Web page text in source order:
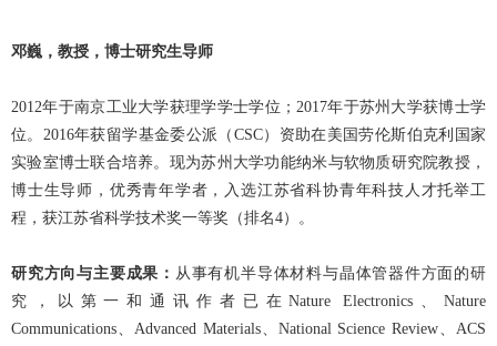
邓巍，教授，博士研究生导师
2012年于南京工业大学获理学学士学位；2017年于苏州大学获博士学
位。2016年获留学基金委公派（CSC）资助在美国劳伦斯伯克利国家
实验室博士联合培养。现为苏州大学功能纳米与软物质研究院教授，
博士生导师，优秀青年学者，入选江苏省科协青年科技人才托举工
程 ，获江苏省科学技术奖一等奖（排名4）。
研究方向与主要成果： 从事有机半导体材料与晶体管器件方面的研
究，以第一和通讯作者已在Nature Electronics、Nature
Communications、Advanced Materials、National Science Review、ACS